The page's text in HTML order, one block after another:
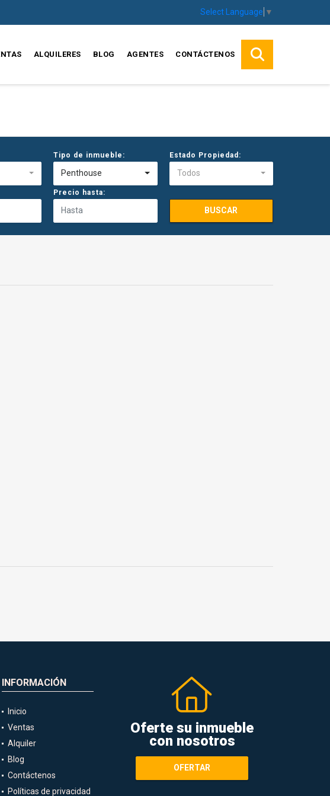
Select Language ▼
ALQUILERES BLOG AGENTES CONTÁCTENOS
Tipo de inmueble:
Penthouse
Estado Propiedad:
Todos
Precio hasta:
BUSCAR
INFORMACIÓN
Inicio
Ventas
Alquiler
Blog
Contáctenos
Políticas de privacidad
Oferte su inmueble
con nosotros
OFERTAR